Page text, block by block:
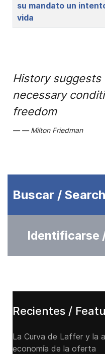
su mandato un
vida
History suggests
necessary
freedom
Milton Friedman
Buscar / Search
Identificarse
Recientes /
La Curva de Laffer y la
economía de la oferta